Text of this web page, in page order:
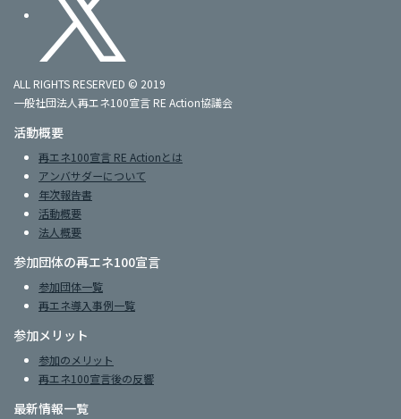
ALL RIGHTS RESERVED © 2019
一般社団法人再エネ100宣言 RE Action協議会
活動概要
再エネ100宣言 RE Actionとは
アンバサダーについて
年次報告書
活動概要
法人概要
参加団体の再エネ100宣言
参加団体一覧
再エネ導入事例一覧
参加メリット
参加のメリット
再エネ100宣言後の反響
最新情報一覧